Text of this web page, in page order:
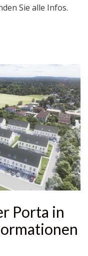
Sie alle Infos.
Porta in